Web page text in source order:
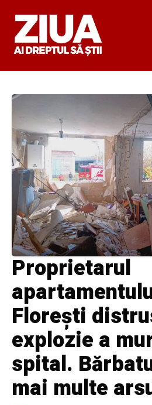
Proprietarul
Florești
explozie a
spital.
mai multe